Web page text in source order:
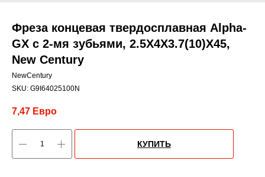
Фреза концевая твердосплавная Alpha-
GX c 2-мя зубьями, 2.5X4X3.7(10)X45,
New Century
NewCentury
SKU: G9I64025100N
7,47 Евро
КУПИТЬ